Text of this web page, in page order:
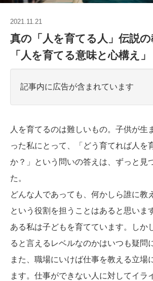
2021.11.21
真の「人を育てる人」伝説
「人を育てる意味と心構え」
記事内に広告が含まれています
人を育てるのは難しいもの。子供が生
った私にとって、「どう育てれば人を
か？」という問いの答えは、ずっと見
た。
どんな人であっても、何かしら誰に教
という役割を担うことはあると思いま
ある私は子どもを育てています。しか
ると言えるレベルなのかはいつも疑問
また、職場にいけば仕事を教える立場
ます。仕事ができない人に対してイラ